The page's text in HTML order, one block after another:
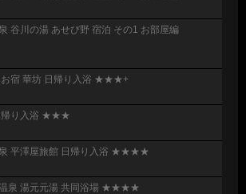
谷川の湯 あせび野 宿泊 その1 お部屋編
お宿 華坊 日帰り入浴 ★★★+
帰り入浴 ★★★
泉 平澤屋旅館 日帰り入浴 ★★★★
温泉 湯元元湯 共同浴場 ★★★★